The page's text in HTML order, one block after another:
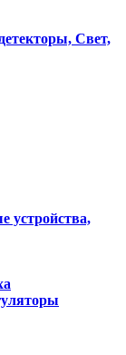
Свет,
устройства,